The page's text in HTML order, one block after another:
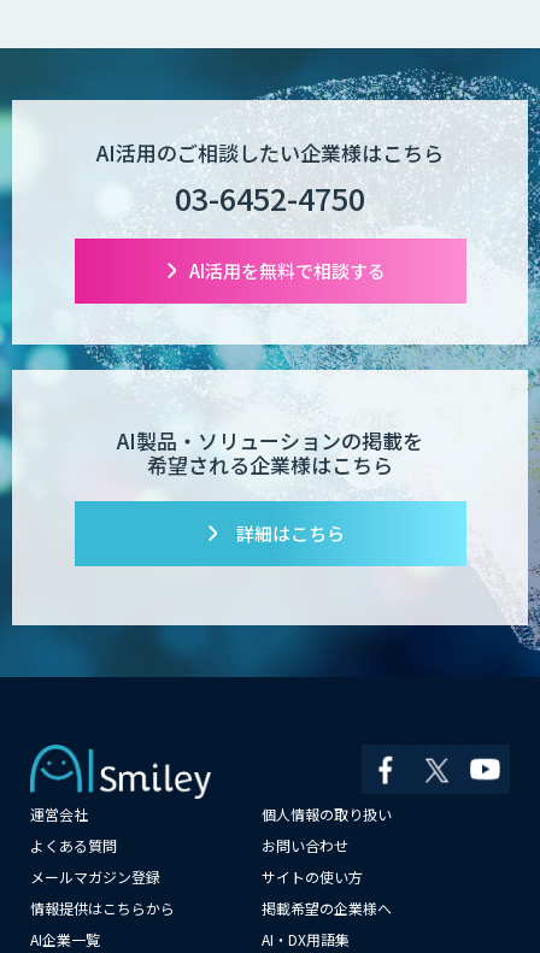
AI活用のご相談したい企業様はこちら
03-6452-4750
AI活用を無料で相談する
AI製品・ソリューションの掲載を
希望される企業様はこちら
詳細はこちら
運営会社
個人情報の取り扱い
よくある質問
お問い合わせ
メールマガジン登録
サイトの使い方
情報提供はこちらから
掲載希望の企業様へ
AI企業一覧
AI・DX用語集